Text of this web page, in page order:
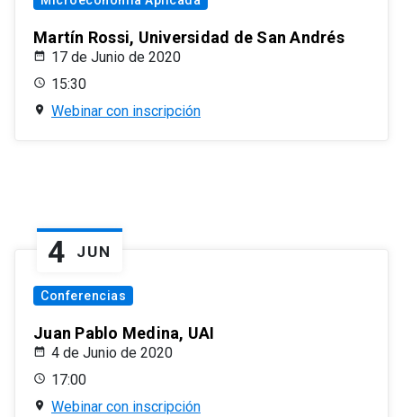
Martín Rossi, Universidad de San Andrés
17 de Junio de 2020
15:30
Webinar con inscripción
4 JUN
Conferencias
Juan Pablo Medina, UAI
4 de Junio de 2020
17:00
Webinar con inscripción